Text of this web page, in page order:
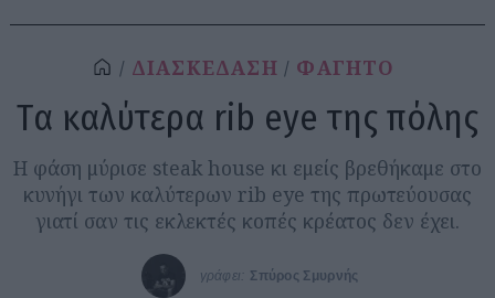
ΔΙΑΣΚΕΔΑΣΗ ΦΑΓΗΤΟ
Tα καλύτερα rib eye της πόλης
Η φάση μύρισε steak house κι εμείς βρεθήκαμε στο
κυνήγι των καλύτερων rib eye της πρωτεύουσας
γιατί σαν τις εκλεκτές κοπές κρέατος δεν έχει.
γράφει: Σπύρος Σμυρνής